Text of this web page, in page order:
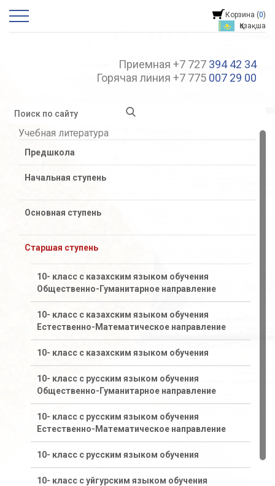
Корзина (0)
Қазақша
Приемная +7 727 394 42 34
Горячая линия +7 775 007 29 00
Учебная литература
Предшкола
Начальная ступень
Основная ступень
Старшая ступень
10- класс с казахским языком обучения
Общественно-Гуманитарное направление
10- класс с казахским языком обучения
Естественно-Математическое направление
10- класс с казахским языком обучения
10- класс с русским языком обучения
Общественно-Гуманитарное направление
10- класс с русским языком обучения
Естественно-Математическое направление
10- класс с русским языком обучения
10- класс с уйгурским языком обучения